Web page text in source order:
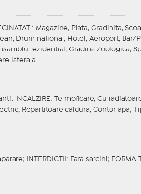
: Magazine, Piata, Gradinita,
Drum national, Hotel, Aeroport, Bar/
rezidential, Gradina Zoologica,
laterala
INCALZIRE : Termoficare, Cu
Repartitoare caldura, Contor apa;
INTERDICTII : Fara sarcini; FORMA